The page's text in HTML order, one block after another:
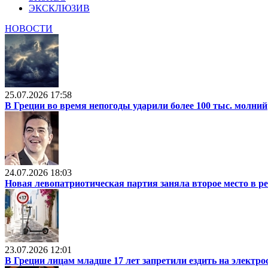
ЭКСКЛЮЗИВ
НОВОСТИ
25.07.2026 17:58
В Греции во время непогоды ударили более 100 тыс. молний
24.07.2026 18:03
Новая левопатриотическая партия заняла второе место в
23.07.2026 12:01
В Греции лицам младше 17 лет запретили ездить на